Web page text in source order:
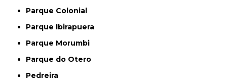
Parque Colonial
Parque Ibirapuera
Parque Morumbi
Parque do Otero
Pedreira